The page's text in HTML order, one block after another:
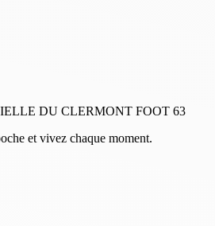
DU CLERMONT FOOT 63
et vivez chaque moment.